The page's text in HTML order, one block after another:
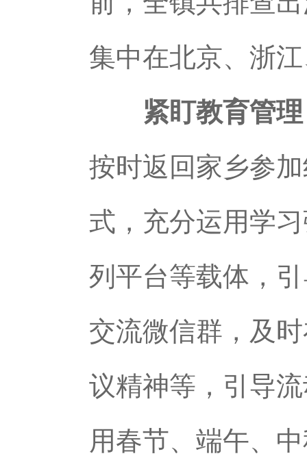
集中在北京、浙
紧盯教育管
按时返回家乡参
式，充分运用学
列平台等载体，
交流微信群，及
议精神等，引导
用春节、端午、